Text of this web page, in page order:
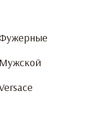
Мужской